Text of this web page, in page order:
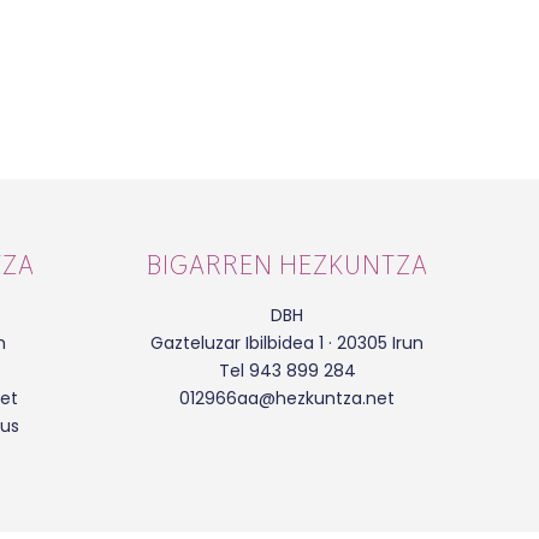
BIGARREN HEZKUNTZA
DBH
Gazteluzar Ibilbidea 1 · 20305 Irun
Tel 943 899 284
012966aa@hezkuntza.net